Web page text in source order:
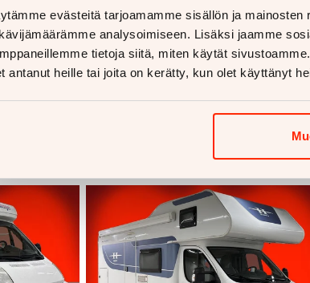
evästeitä tarjoamamme sisällön ja
analysoimiseen. Lisäksi jaamme
tietoja siitä, miten käytät
antanut heille tai joita on kerätty, kun olet käyttänyt
ajoneuvoja